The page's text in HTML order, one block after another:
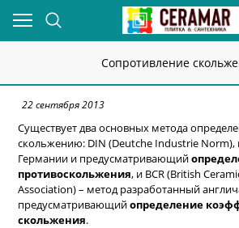
Сопротивление
22 сентября 2013
Существует два основных метода
скольжению: DIN (Deutche Industrie Norm),
Германии и предусматривающий
противоскольжения, и BCR (Вritish
Association) – метод разработанный
предусматривающийопределение
скольжения.